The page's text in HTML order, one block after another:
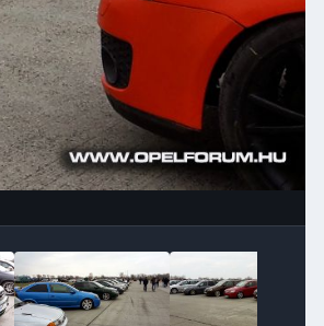
Image Tools